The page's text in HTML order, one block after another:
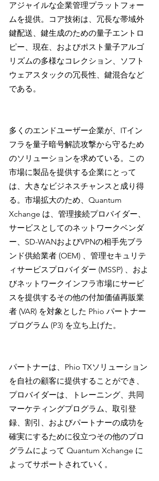
アジャイルな企業管理プラットフォー
ムを提供。コア技術は、冗長な帯域外
鍵配送、鍵生成のための量子エントロ
ピー、現在、およびポスト量子アルゴ
リズムの多様なコレクション、ソフト
ウェアスタックの冗長性、鍵混合など
である。
多くのエンドユーザー企業が、ITイン
フラを量子暗号解読攻撃から守るため
のソリューションを求めている。この
市場に製品を提供する企業にとって
は、大きなビジネスチャンスと成り得
る。市場拡大のため、Quantum
Xchange は、管理接続プロバイダー、
サービスとしてのネットワークベンダ
ー、SD-WANおよびVPNの相手先ブラ
ンド供給業者 (OEM) 、管理セキュリテ
ィサービスプロバイダー (MSSP) 、およ
びネットワークインフラ市場にサービ
スを提供するその他の付加価値再販業
者 (VAR) を対象とした Phio パートナー
プログラム (P3) を立ち上げた。
パートナーは、Phio TXソリューション
を自社の顧客に提供することができ、
プロバイダーは、トレーニング、共同
マーケティングプログラム、取引登
録、割引、およびパートナーの成功を
確実にするために役立つその他のプロ
グラムによって Quantum Xchange に
よってサポートされていく。